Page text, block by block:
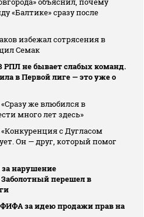
«Балтике» сразу после
избежал сотрясения в
Семак
РПЛ не бывает слабых команд.
в Первой лиге — это уже о
же влюбился в
много лет здесь»
с Дугласом
Он — друг, который помог
нарушение
перешел в
ФИФА за идею продажи прав на